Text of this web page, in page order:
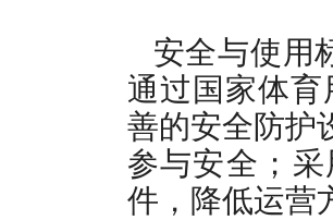
安全与使用
通过国家体
善的安全防护
参与安全；
件，降低运营